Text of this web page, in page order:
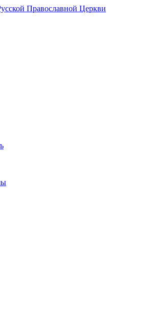
Православной Церкви